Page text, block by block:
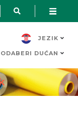
JEZIK
ODABERI DUĆAN